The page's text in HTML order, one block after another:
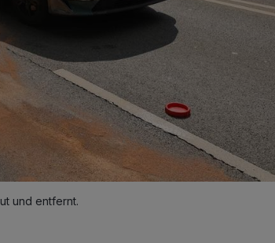
und entfernt.